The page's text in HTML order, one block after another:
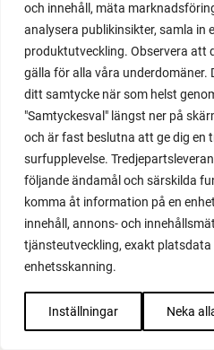
och innehåll, mäta
analysera publikinsikter, samla in
produktutveckling. Observera att
gälla för alla våra underdomäner.
ditt samtycke när som helst
"Samtyckesval" längst ner på
och är fast beslutna att ge dig en
surfupplevelse.
följande ändamål och särskilda
komma åt information på en
innehåll, annons- och
tjänsteutveckling, exakt
enhetsskanning.
Inställningar Neka